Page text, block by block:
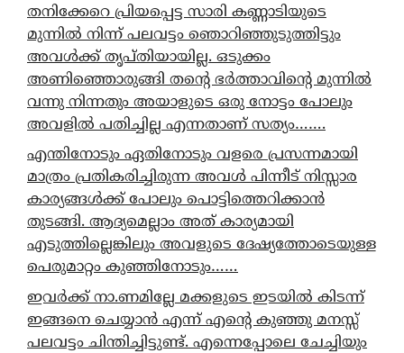
തനിക്കേറെ പ്രിയപ്പെട്ട സാരി കണ്ണാടിയുടെ
മുന്നിൽ നിന്ന് പലവട്ടം ഞൊറിഞ്ഞുടുത്തിട്ടും
അവൾക്ക് തൃപ്തിയായില്ല. ഒടുക്കം
അണിഞ്ഞൊരുങ്ങി തന്റെ ഭർത്താവിന്റെ മുന്നിൽ
വന്നു നിന്നതും അയാളുടെ ഒരു നോട്ടം പോലും
അവളിൽ പതിച്ചില്ല എന്നതാണ് സത്യം…….
എന്തിനോടും ഏതിനോടും വളരെ പ്രസന്നമായി
മാത്രം പ്രതികരിച്ചിരുന്ന അവൾ പിന്നീട് നിസ്സാര
കാര്യങ്ങൾക്ക് പോലും പൊട്ടിത്തെറിക്കാൻ
തുടങ്ങി. ആദ്യമെല്ലാം അത് കാര്യമായി
എടുത്തില്ലെങ്കിലും അവളുടെ ദേഷ്യത്തോടെയുള്ള
പെരുമാറ്റം കുഞ്ഞിനോടും……
ഇവർക്ക് നാ.ണമില്ലേ മക്കളുടെ ഇടയിൽ കിടന്ന്
ഇങ്ങനെ ചെയ്യാൻ എന്ന് എന്റെ കുഞ്ഞു മനസ്സ്
പലവട്ടം ചിന്തിച്ചിട്ടുണ്ട്. എന്നെപ്പോലെ ചേച്ചിയും